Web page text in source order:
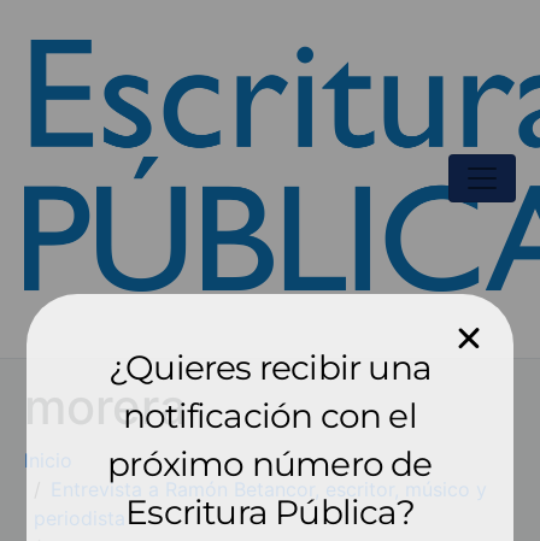
morera
Inicio
Entrevista a Ramón Betancor, escritor, músico y
periodista
¿Quieres recibir una
notificación con el
próximo número de
Escritura Pública?